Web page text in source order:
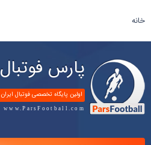
خانه
پارس فوتبال
اولین پایگاه تخصصی فوتبال ایران
www.ParsFootball.com